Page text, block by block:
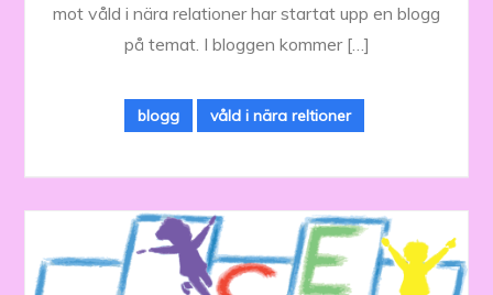
mot våld i nära relationer har startat upp en blogg
på temat. I bloggen kommer […]
blogg våld i nära reltioner